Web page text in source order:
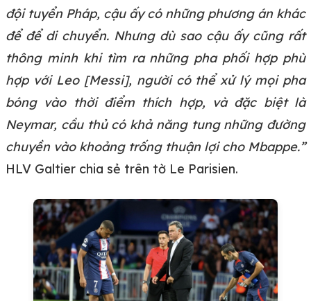
đội tuyển Pháp, cậu ấy có những phương án khác
để để di chuyển. Nhưng dù sao cậu ấy cũng rất
thông minh khi tìm ra những pha phối hợp phù
hợp với Leo [Messi], người có thể xử lý mọi pha
bóng vào thời điểm thích hợp, và đặc biệt là
Neymar, cầu thủ có khả năng tung những đường
chuyền vào khoảng trống thuận lợi cho Mbappe.”
HLV Galtier chia sẻ trên tờ Le Parisien.